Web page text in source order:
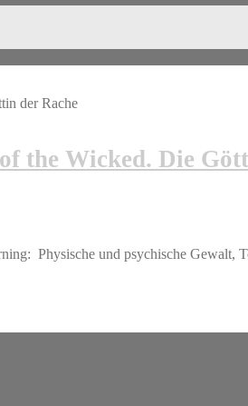
the Wicked. Die
Physische und psychische